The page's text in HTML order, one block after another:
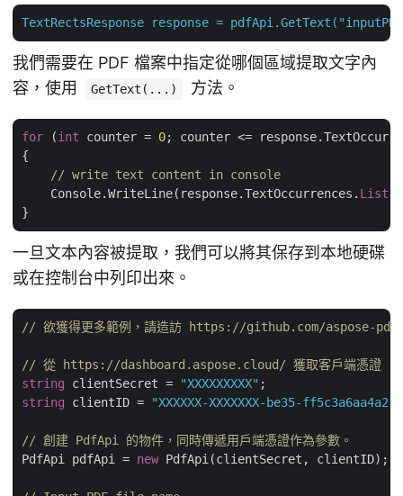
TextRectsResponse response =
我們需要在 PDF 檔案中指定從哪個區域提取文字內
容，使用
GetText(...) 方法。
for (int counter = 0; counter <=
{
// write text content in console
    Console.WriteLine(response.TextOccurrences.
List
一旦文本內容被提取，我們可以將其保存到本地硬碟
或在控制台中列印出來。
// 欲獲得更多範例，請造訪 https://github.com/aspose-
// 從 https://dashboard.aspose.cloud/ 獲取客戶端憑證
string clientSecret = "XXXXXXXXX"
string clientID = "XXXXXX-XXXXXXX-be35-ff5c3a6aa4a2"
// 創建 PdfApi 的物件，同時傳遞用戶端憑證作為參數。
PdfApi pdfApi = new PdfApi(clientSecret, clientID);